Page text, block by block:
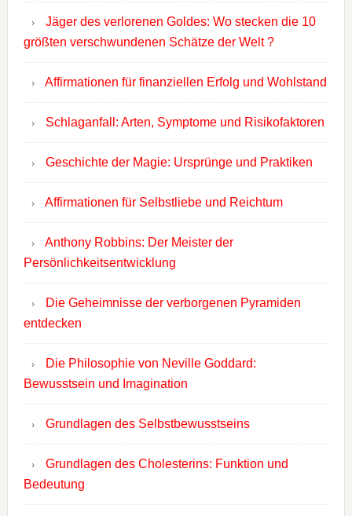
Jäger des verlorenen Goldes: Wo stecken die 10
größten verschwundenen Schätze der Welt ?
Affirmationen für finanziellen Erfolg und Wohlstand
Schlaganfall: Arten, Symptome und Risikofaktoren
Geschichte der Magie: Ursprünge und Praktiken
Affirmationen für Selbstliebe und Reichtum
Anthony Robbins: Der Meister der
Persönlichkeitsentwicklung
Die Geheimnisse der verborgenen Pyramiden
entdecken
Die Philosophie von Neville Goddard:
Bewusstsein und Imagination
Grundlagen des Selbstbewusstseins
Grundlagen des Cholesterins: Funktion und
Bedeutung